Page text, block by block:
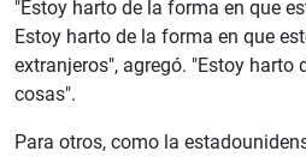
"Estoy harto de la forma en que
Estoy harto de la forma en que
extranjeros", agregó. "Estoy harto
cosas".
Para otros, como la